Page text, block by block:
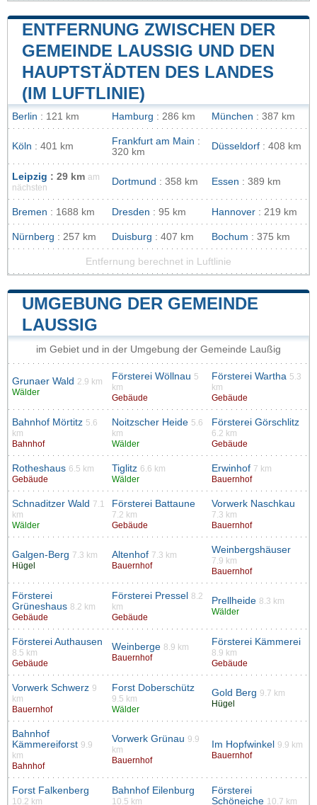
ENTFERNUNG ZWISCHEN DER
GEMEINDE LAUSSIG UND DEN H
AUPTSTÄDTEN DES LANDES (
IM LUFTLINIE)
Berlin : 121 km Hamburg : 286 km München : 387 km
Köln : 401 km Frankfurt am Main :
320 km
Düsseldorf : 408 km
Leipzig : 29 km am
nächsten
Dortmund : 358 km Essen : 389 km
Bremen : 1688 km Dresden : 95 km Hannover : 219 km
Nürnberg : 257 km Duisburg : 407 km Bochum : 375 km
Entfernung berechnet in Luftlinie
UMGEBUNG DER GEMEINDE
LAUSSIG
im Gebiet und in der Umgebung der Gemeinde Laußig
Grunaer Wald 2.9 km
Wälder
Försterei Wöllnau 5
km
Gebäude
Försterei Wartha 5.3
km
Gebäude
Bahnhof Mörtitz 5.6
km
Bahnhof
Noitzscher Heide 5.6
km
Wälder
Försterei Görschlitz
6.2 km
Gebäude
Rotheshaus 6.5 km
Gebäude
Tiglitz 6.6 km
Wälder
Erwinhof 7 km
Bauernhof
Schnaditzer Wald 7.1
km
Wälder
Försterei Battaune
7.2 km
Gebäude
Vorwerk Naschkau
7.3 km
Bauernhof
Galgen-Berg 7.3 km
Hügel
Altenhof 7.3 km
Bauernhof
Weinbergshäuser
7.9 km
Bauernhof
Försterei
Grüneshaus 8.2 km
Gebäude
Försterei Pressel 8.2
km
Gebäude
Prellheide 8.3 km
Wälder
Försterei Authausen
8.5 km
Gebäude
Weinberge 8.9 km
Bauernhof
Försterei Kämmerei
8.9 km
Gebäude
Vorwerk Schwerz 9
km
Bauernhof
Forst Doberschütz
9.5 km
Wälder
Gold Berg 9.7 km
Hügel
Bahnhof
Kämmereiforst 9.9
km
Bahnhof
Vorwerk Grünau 9.9
km
Bauernhof
Im Hopfwinkel 9.9 km
Bauernhof
Forst Falkenberg
10.2 km
Bahnhof Eilenburg
10.5 km
Försterei
Schöneiche 10.7 km